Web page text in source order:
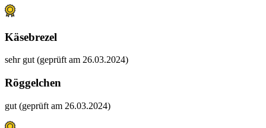
Käsebrezel
sehr gut (geprüft am 26.03.2024)
Röggelchen
gut (geprüft am 26.03.2024)